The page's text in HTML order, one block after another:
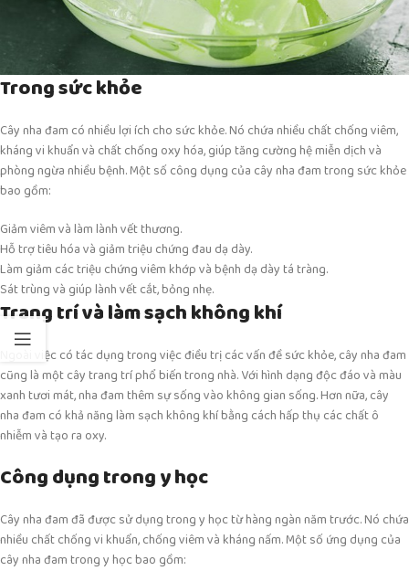
Trong sức khỏe
Cây nha đam có nhiều lợi ích cho sức khỏe. Nó chứa nhiều chất chống viêm,
kháng vi khuẩn và chất chống oxy hóa, giúp tăng cường hệ miễn dịch và
phòng ngừa nhiều bệnh. Một số công dụng của cây nha đam trong sức khỏe
bao gồm:
Giảm viêm và làm lành vết thương.
Hỗ trợ tiêu hóa và giảm triệu chứng đau dạ dày.
Làm giảm các triệu chứng viêm khớp và bệnh dạ dày tá tràng.
Sát trùng và giúp lành vết cắt, bỏng nhẹ.
Trang trí và làm sạch không khí
Ngoài việc có tác dụng trong việc điều trị các vấn đề sức khỏe, cây nha đam
cũng là một cây trang trí phổ biến trong nhà. Với hình dạng độc đáo và màu
xanh tươi mát, nha đam thêm sự sống vào không gian sống. Hơn nữa, cây
nha đam có khả năng làm sạch không khí bằng cách hấp thụ các chất ô
nhiễm và tạo ra oxy.
Công dụng trong y học
Cây nha đam đã được sử dụng trong y học từ hàng ngàn năm trước. Nó chứa
nhiều chất chống vi khuẩn, chống viêm và kháng nấm. Một số ứng dụng của
cây nha đam trong y học bao gồm: